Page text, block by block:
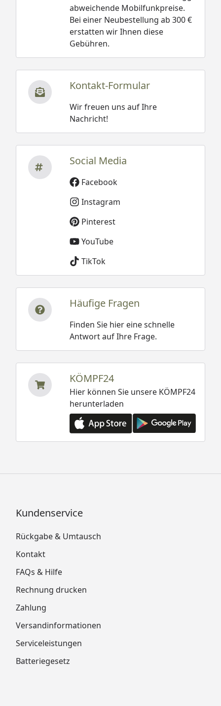
abweichende Mobilfunkpreise.
Bei einer Neubestellung ab 300 €
erstatten wir Ihnen diese
Gebühren.
Kontakt-Formular
Wir freuen uns auf Ihre
Nachricht!
Social Media
Facebook
Instagram
Pinterest
YouTube
TikTok
Häufige Fragen
Finden Sie hier eine schnelle
Antwort auf Ihre Frage.
KÖMPF24
Hier können Sie unsere KÖMPF24
herunterladen
Kundenservice
Rückgabe & Umtausch
Kontakt
FAQs & Hilfe
Rechnung drucken
Zahlung
Versandinformationen
Serviceleistungen
Batteriegesetz